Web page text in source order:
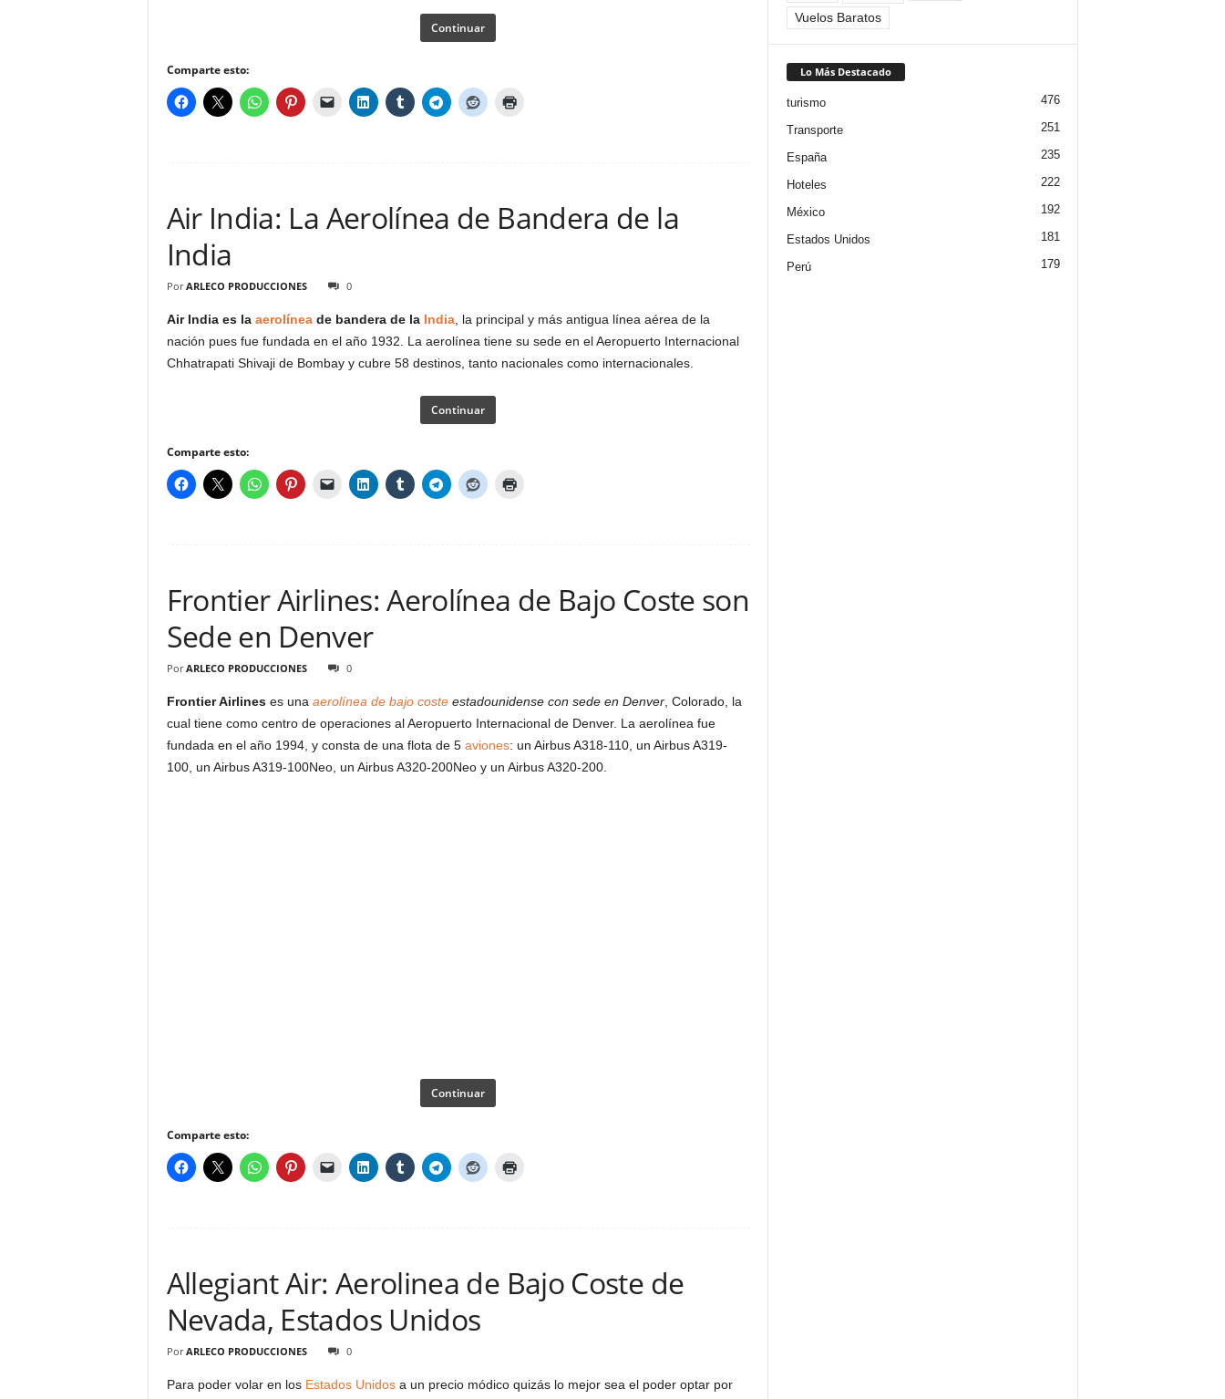
Continuar
Comparte esto:
Air India: La Aerolínea de Bandera de la
India
Por ARLECO PRODUCCIONES 0
Air India es la aerolíneade bandera de la India, la principal y más antigua línea aérea de la
nación pues fue fundada en el año 1932. La aerolínea tiene su sede en el Aeropuerto Internacional
Chhatrapati Shivaji de Bombay y cubre 58 destinos, tanto nacionales como internacionales.
Continuar
Comparte esto:
Frontier Airlines: Aerolínea de Bajo Coste son
Sede en Denver
Por ARLECO PRODUCCIONES 0
Frontier Airlineses una aerolínea de bajo costeestadounidense con sede en Denver, Colorado, la
cual tiene como centro de operaciones al Aeropuerto Internacional de Denver. La aerolínea fue
fundada en el año 1994, y consta de una flota de 5 aviones: un Airbus A318-110, un Airbus A319-
100, un Airbus A319-100Neo, un Airbus A320-200Neo y un Airbus A320-200.
Continuar
Comparte esto:
Allegiant Air: Aerolinea de Bajo Coste de
Nevada, Estados Unidos
Por ARLECO PRODUCCIONES 0
Para poder volar en los Estados Unidosa un precio módico quizás lo mejor sea el poder optar por
Vuelos Baratos
Lo Más Destacado
turismo 476
Transporte 251
España 235
Hoteles 222
México 192
Estados Unidos 181
Perú 179